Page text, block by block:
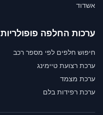
אשדוד
ערכות החלפה פופולריות
חיפוש חלפים לפי מספר רכב
ערכת רצועת טיימינג
ערכת מצמד
ערכת רפידות בלם